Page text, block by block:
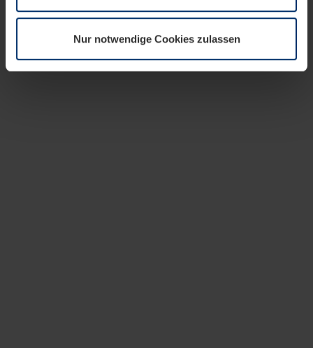
wir Ihre Erlaubnis. Ihre Einwilligung können Sie jederzeit
Datenschutzerklärungunserer Website ändern oder
widerrufen.
Nur notwendige Cookies zulassen